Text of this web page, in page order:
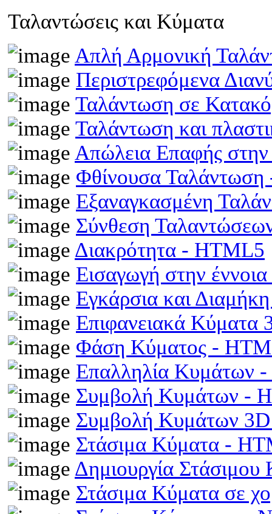
Ταλαντώσεις και Κύματα
Απλή Αρμονική
Περιστρεφόμενα
Ταλάντωση σε
Ταλάντωση και
Απώλεια Επαφής
Φθίνουσα
Εξαναγκασμένη
Σύνθεση
Διακρότητα - HTML5
Εισαγωγή στην
Εγκάρσια και
Επιφανειακά
Φάση Κύματος -
Επαλληλία Κυμάτων
Συμβολή Κυμάτων -
Συμβολή Κυμάτων
Στάσιμα Κύματα -
Δημιουργία
Στάσιμα Κύματα σε